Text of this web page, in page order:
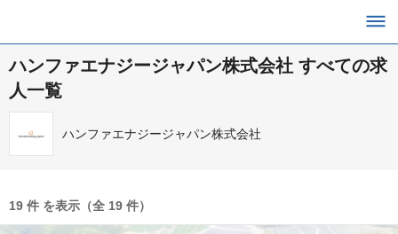
ハンファエナジージャパン株式会社 すべての求
人一覧
ハンファエナジージャパン株式会社
19 件 を表示（全 19 件）